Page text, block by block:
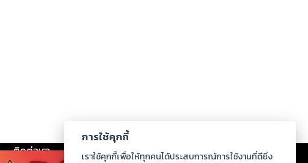
ติดต่อเรา ร่วมงานกับเรา ดาวน์โหลด
การใช้คุกกี้
เราใช้คุกกี้เพื่อให้ทุกคนได้ประสบการณ์การใช้งานที่ดียิ่ง